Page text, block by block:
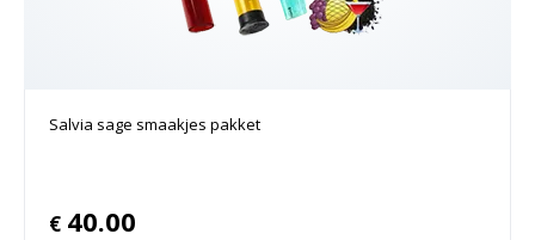
Salvia sage smaakjes pakket
€ 40.00